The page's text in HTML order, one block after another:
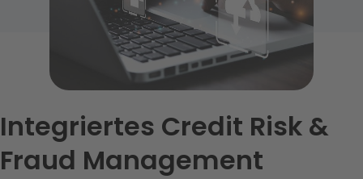
Integriertes Credit Risk &
Fraud Management